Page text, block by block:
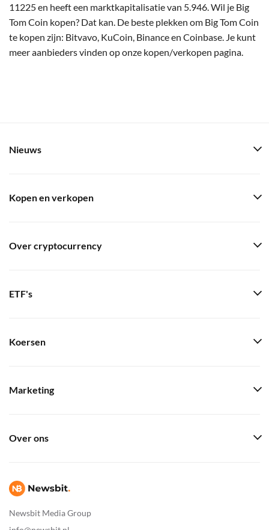
11225 en heeft een marktkapitalisatie van 5.946. Wil je Big
Tom Coin kopen? Dat kan. De beste plekken om Big Tom Coin
te kopen zijn: Bitvavo, KuCoin, Binance en Coinbase. Je kunt
meer aanbieders vinden op onze kopen/verkopen pagina.
Newsbit Media Group
Nieuws
Kopen en verkopen
Over cryptocurrency
ETF's
Koersen
Marketing
Over ons